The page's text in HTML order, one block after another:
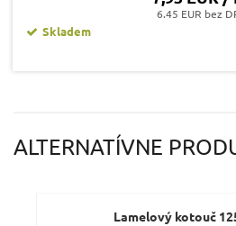
6.45 EUR bez
Skladem
ALTERNATÍVNE
Lamelový kotouč